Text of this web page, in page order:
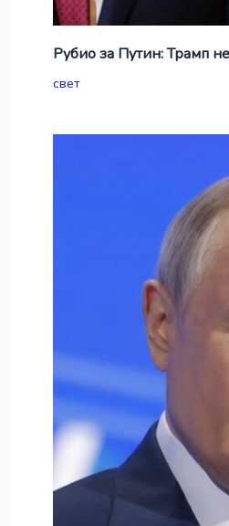
Рубио за Путин: Трамп
свет